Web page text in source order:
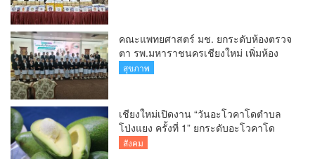
คณะแพทยศาสตร์ มช. ยกระดับห้องตรวจ
ตา รพ.มหาราชนครเชียงใหม่ เพิ่มห้อง
ตรวจ-นำเทคโนโลยีทันสมัย รองรับผู้ป่วย
สุขภาพ
เชียงใหม่เปิดงาน “วันอะโวคาโดตำบล
โป่งแยง ครั้งที่ 1” ยกระดับอะโวคาโด
คุณภาพ สู่ผลไม้เศรษฐกิจและแหล่งท่อง
สังคม